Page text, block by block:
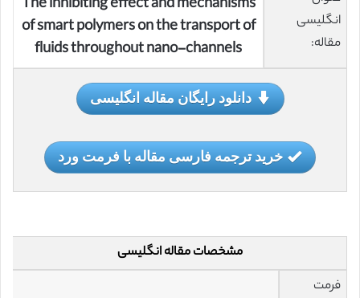
انگلیسی
مقاله:
of smart polymers on the transport of
fluids throughout nano-channels
دانلود رایگان مقاله انگلیسی
خرید ترجمه فارسی مقاله با فرمت ورد
مشخصات مقاله انگلیسی
فرمت